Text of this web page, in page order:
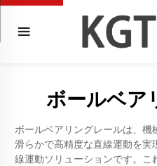
ボールベア
ボールベアリングレールは、機
滑らかで高精度な直線運動を
線運動ソリューションです。こ